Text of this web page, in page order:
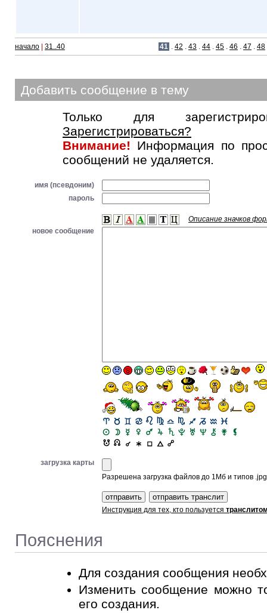
начало 31..40 41 . 42 . 43 . 44 . 45 . 46 . 47 . 48
Добавить сообщение в тему
Только для
Зарегистрироваться?
Внимание! Информация по
сообщений не удаляется.
имя (псевдоним)
пароль
Описание значков
новое сообщение
загрузка карты
Разрешена загрузка файлов до 1Мб и типов
Инструкция для тех, кто пользуется
Пояснения
Для создания сообщения
Изменить сообщение можно
его создания.